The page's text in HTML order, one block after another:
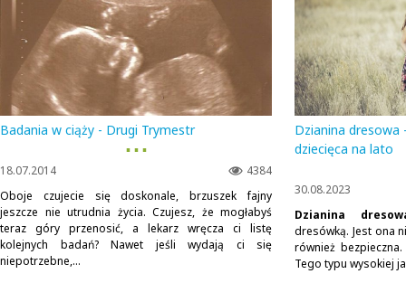
Badania w ciąży - Drugi Trymestr
▪ ▪ ▪
4384
18.07.2014
Oboje czujecie się doskonale, brzuszek fajny
jeszcze nie utrudnia życia. Czujesz, że mogłabyś
teraz góry przenosić, a lekarz wręcza ci listę
kolejnych badań? Nawet jeśli wydają ci się
niepotrzebne,...
Dzianina dresowa
dziecięca na lato
30.08.2023
Dzianina
dresówką. Jest ona
również
Tego typu wysokiej